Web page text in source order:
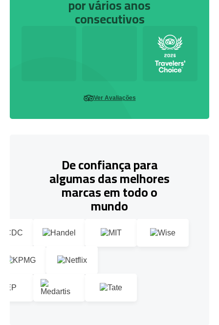
por vários anos
consecutivos
Ver Avaliações
De confiança para
algumas das melhores
marcas em todo o
mundo